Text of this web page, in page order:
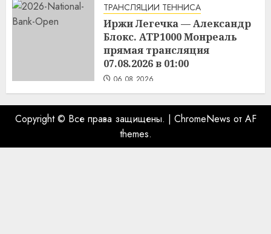
ТРАНСЛЯЦИИ ТЕННИСА
Иржи Легечка — Александр
Блокс. ATP1000 Монреаль
прямая трансляция
07.08.2026 в 01:00
06.08.2026
Copyright © Все права защищены. | ChromeNews от AF
themes.